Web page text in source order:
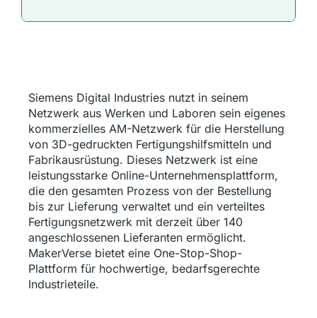
Siemens Digital Industries nutzt in seinem
Netzwerk aus Werken und Laboren sein eigenes
kommerzielles AM-Netzwerk für die Herstellung
von 3D-gedruckten Fertigungshilfsmitteln und
Fabrikausrüstung. Dieses Netzwerk ist eine
leistungsstarke Online-Unternehmensplattform,
die den gesamten Prozess von der Bestellung
bis zur Lieferung verwaltet und ein verteiltes
Fertigungsnetzwerk mit derzeit über 140
angeschlossenen Lieferanten ermöglicht.
MakerVerse bietet eine One-Stop-Shop-
Plattform für hochwertige, bedarfsgerechte
Industrieteile.